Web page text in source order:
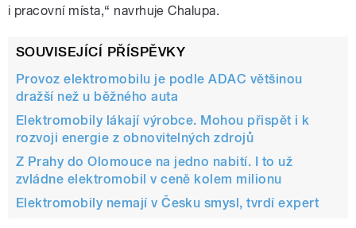
i pracovní místa,“ navrhuje Chalupa.
SOUVISEJÍCÍ PŘÍSPĚVKY
Provoz elektromobilu je podle ADAC většinou
dražší než u běžného auta
Elektromobily lákají výrobce. Mohou přispět i k
rozvoji energie z obnovitelných zdrojů
Z Prahy do Olomouce na jedno nabití. I to už
zvládne elektromobil v ceně kolem milionu
Elektromobily nemají v Česku smysl, tvrdí expert